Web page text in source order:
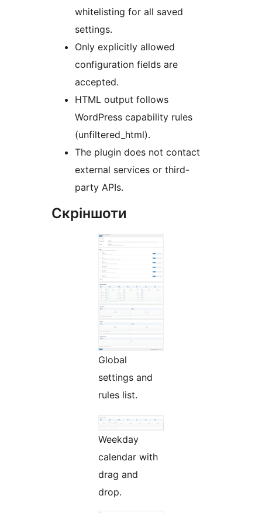
whitelisting for all saved
settings.
Only explicitly allowed
configuration fields are
accepted.
HTML output follows
WordPress capability rules
(unfiltered_html).
The plugin does not contact
external services or third-
party APIs.
Скріншоти
Global
settings and
rules list.
Weekday
calendar with
drag and
drop.